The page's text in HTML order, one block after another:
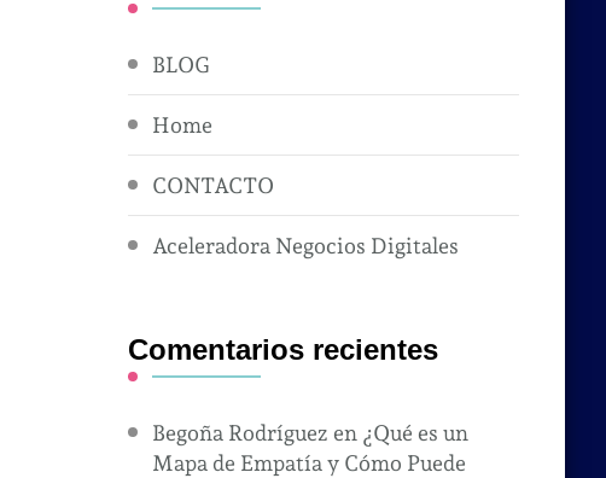
BLOG
Home
CONTACTO
Aceleradora Negocios Digitales
Comentarios recientes
Begoña Rodríguez en ¿Qué es un
Mapa de Empatía y Cómo Puede